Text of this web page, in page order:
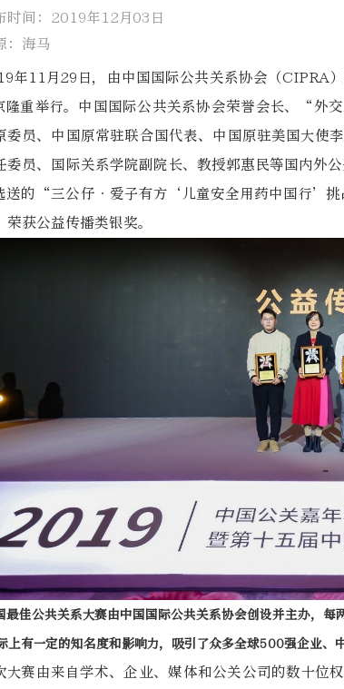
时间：2019年12月03日
：海马
年11月29日，由中国国际公共关系协会（CIPRA
隆重举行。中国国际公共关系协会荣誉会长、“外
委员、中国原常驻联合国代表、中国原驻美国大使
委员、国际关系学院副院长、教授郭惠民等国内外
送的“三公仔•爱子有方‘儿童安全用药中国行’挑
荣获公益传播类银奖。
最佳公共关系大赛由中国国际公共关系协会创设并主办，
上有一定的知名度和影响力，吸引了众多全球500强企业、
大赛由来自学术、企业、媒体和公关公司的数十位